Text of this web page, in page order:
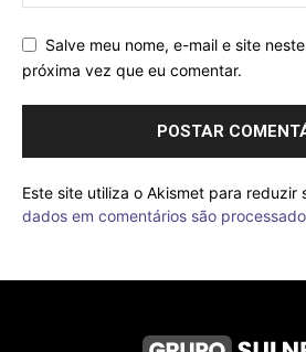
Salve meu nome, e-mail e site
próxima vez que eu comentar.
Este site utiliza o Akismet para reduzir
dados em comentários são